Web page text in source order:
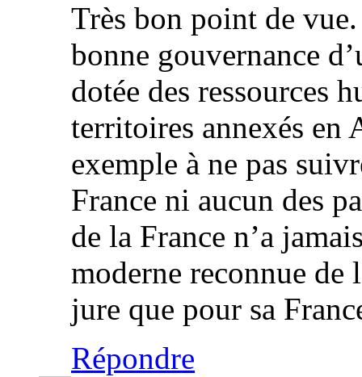
Très bon point de
bonne gouvernance
dotée des ressources
territoires annexés en
exemple à ne pas
France ni aucun des
de la France n’a
moderne reconnue de
jure que pour sa
Répondre